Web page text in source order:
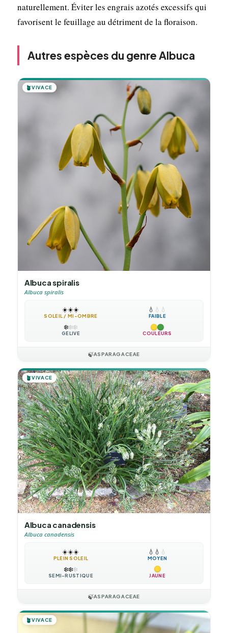
naturellement. Éviter les engrais azotés excessifs qui
favorisent le feuillage au détriment de la floraison.
Autres espèces du genre Albuca
🪴VIVACE
Albuca spiralis
Albuca spiralis
☀️☀️☀️
SOLEIL / MI-OMBRE
💧 💧 💧
FAIBLE
❄️❄️❄️
GÉLIVE COULEURS
🍃ASPARAGACEAE
🪴VIVACE
Albuca canadensis
Albuca canadensis
☀️☀️☀️
PLEIN SOLEIL
💧 💧 💧
MOYEN
❄️❄️❄️
SEMI-RUSTIQUE JAUNE
🍃ASPARAGACEAE
🪴VIVACE